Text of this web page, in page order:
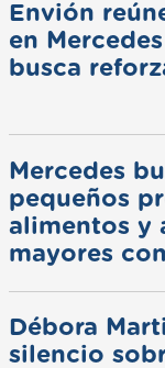
Envión
en
busca
Mercedes
pequeños
alimentos y
mayores
Débora
silencio